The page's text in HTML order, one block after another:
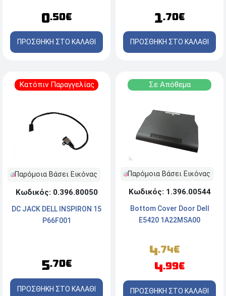
0.50€
ΠΡΟΣΘΗΚΗ ΣΤΟ ΚΑΛΑΘΙ
1.70€
ΠΡΟΣΘΗΚΗ ΣΤΟ ΚΑΛΑΘΙ
Κατόπιν Παραγγελίας
Παρόμοια Βάσει Εικόνας
Κωδικός: 0.396.80050
DC JACK DELL INSPIRON 15
P66F001
5.70€
ΠΡΟΣΘΗΚΗ ΣΤΟ ΚΑΛΑΘΙ
Σε Απόθεμα
Παρόμοια Βάσει Εικόνας
Κωδικός: 1.396.00544
Bottom Cover Door Dell
E5420 1A22MSA00
4.74€
4.99€
ΠΡΟΣΘΗΚΗ ΣΤΟ ΚΑΛΑΘΙ